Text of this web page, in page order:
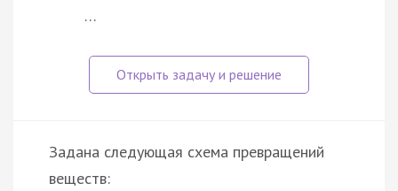
…
Задана следующая схема превращений
веществ: